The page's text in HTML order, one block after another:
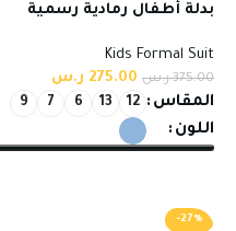
بدلة أطفال رمادية رسمية
للمناسبات
Kids Formal Suit
375.00 ر.س 275.00 ر.س
المقاس 12
13
6
7
9
اللون
-27%